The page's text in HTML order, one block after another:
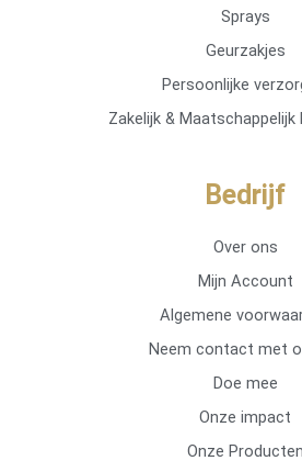
Sprays
Geurzakjes
Persoonlijke
Zakelijk & Maatschappelijk
Bedrijf
Over ons
Mijn Account
Algemene
Neem contact met
Doe mee
Onze impact
Onze Producten